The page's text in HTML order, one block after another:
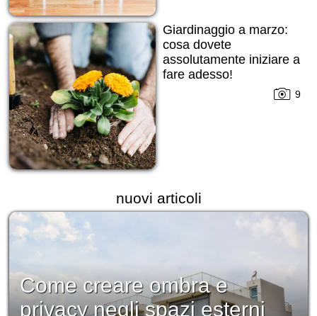
Giardinaggio a marzo:
cosa dovete
assolutamente iniziare a
fare adesso!
9
nuovi articoli
Come creare ombra e
privacy negli spazi esterni